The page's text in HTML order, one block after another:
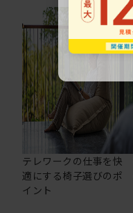
テレワークの仕事を快
適にする椅子選びのポ
イント